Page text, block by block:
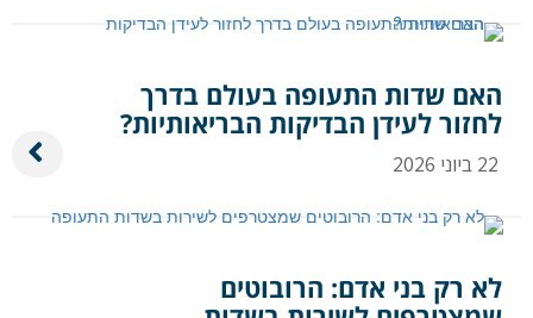
האם שדות התעופה בעולם בדרך
לחזור לעידן הבדיקות הבריאותיות?
22 ביוני 2026
לא רק בני אדם: הרובוטים